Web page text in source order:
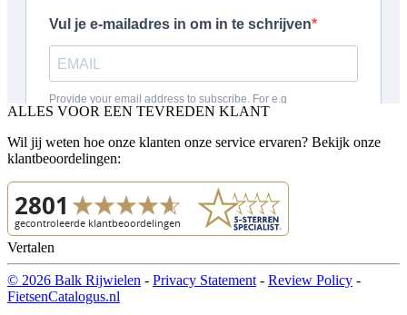
ALLES VOOR EEN TEVREDEN KLANT
Wil jij weten hoe onze klanten onze service ervaren? Bekijk onze
klantbeoordelingen:
Vertalen
© 2026 Balk Rijwielen - Privacy Statement - Review Policy -
FietsenCatalogus.nl